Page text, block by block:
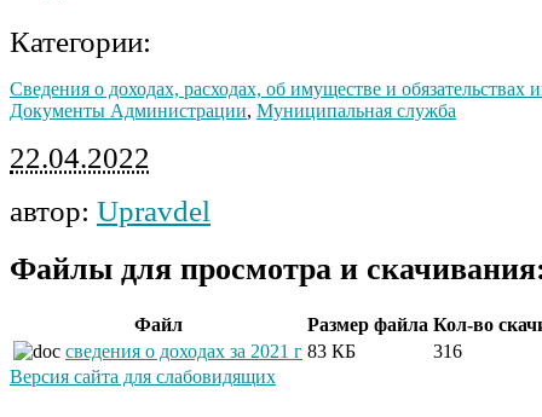
Категории:
Сведения о доходах, расходах, об имуществе и обязательствах
Документы Администрации, Муниципальная служба
22.04.2022
автор: Upravdel
Файлы для просмотра и
Файл Размер файла Кол-во
сведения о доходах за 2021 г 83 КБ
316
Версия сайта для слабовидящих